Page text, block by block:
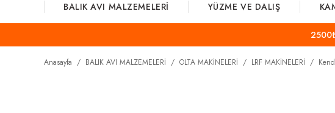
BALIK AVI MALZEMELERİ YÜZME VE DALIŞ
Anasayfa BALIK AVI MALZEMELERİ OLTA MAKİNELERİ LRF MAKİNELERİ